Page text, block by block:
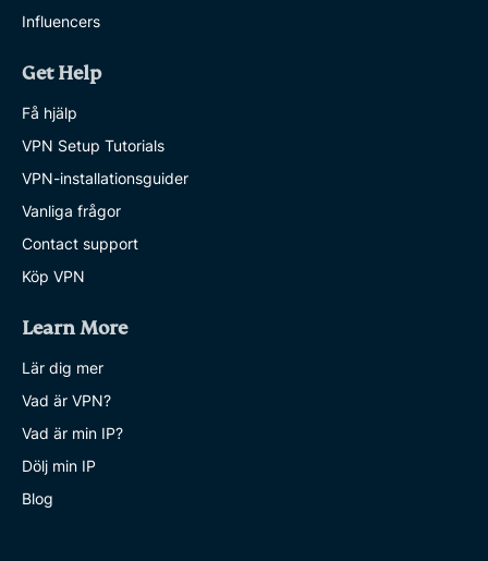
Influencers
Get Help
Få hjälp
VPN Setup Tutorials
VPN-installationsguider
Vanliga frågor
Contact support
Köp VPN
Learn More
Lär dig mer
Vad är VPN?
Vad är min IP?
Dölj min IP
Blog